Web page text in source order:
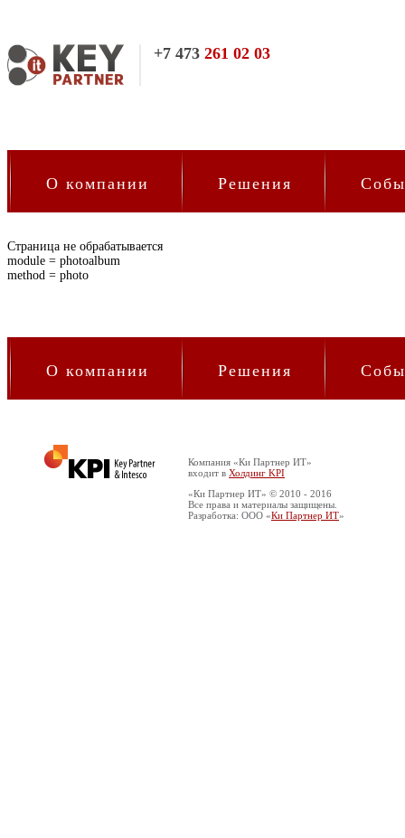
7 473 261 02 03
О компании Решения
Страница не обрабатывается
module = photoalbum
method = photo
О компании Решения
Компания «Ки Партнер ИТ»
входит в Холдинг KPI
«Ки Партнер ИТ» © 2010 - 2016
Все права и материалы защищены.
Разработка: ООО «Ки Партнер ИТ»